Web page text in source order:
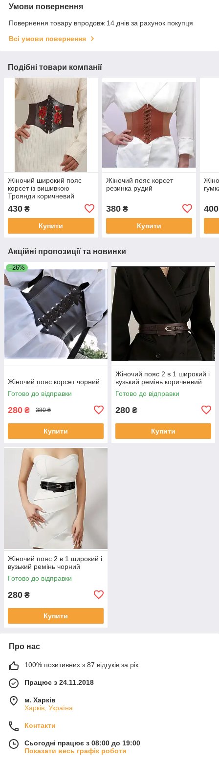
Умови повернення
Повернення товару впродовж 14 днів за рахунок покупця
Всі умови повернення
Подібні товари компанії
Жіночий широкий пояс
корсет із вишивкою
Троянди коричневий
430 ₴
Купити
Жіночий пояс корсет
резинка рудий
380₴
Купити
400
Акційні пропозиції та новинки
–26%
Жіночий пояс корсет чорний
Готово до відправки
280 ₴ 380 ₴
Купити
Жіночий пояс 2 в 1 широкий і
вузький ремінь коричневий
Готово до відправки
280 ₴
Купити
Жіночий пояс 2 в 1 широкий і
вузький ремінь чорний
Готово до відправки
280 ₴
Купити
Про нас
100% позитивних з 87 відгуків за рік
Працює з 24.11.2018
м. Харків
Харків, Україна
Контакти
Сьогодні працює з 08:00 до 19:00
Показати весь графік роботи